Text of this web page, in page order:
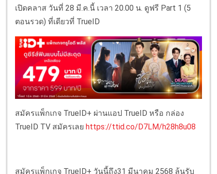
เปิดคลาส วันที่ 28 มี.ค.นี้ เวลา 20.00 น. ดูฟรี Part 1 (5
ตอนรวด) ที่เดียวที่ TrueID
สมัครแพ็กเกจ TrueID+ ผ่านแอป TrueID หรือ กล่อง
TrueID TV สมัครเลย https://ttid.co/D7LM/h28h8u08
สมัครแพ็กเกจ TrueID+ วันนี้ถึง31 มีนาคม 2568 ลุ้นรับ